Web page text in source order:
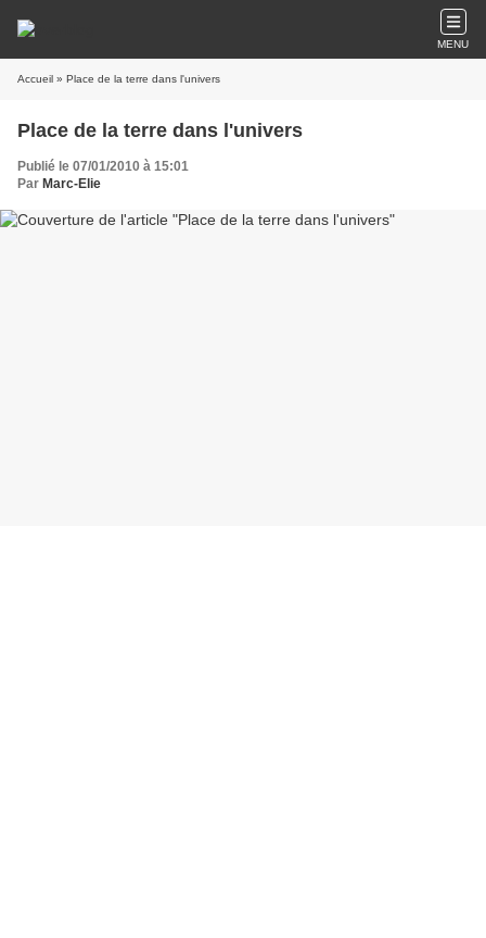
MENU
Accueil » Place de la terre dans l'univers
Place de la terre dans l'univers
Publié le 07/01/2010 à 15:01
Par Marc-Elie